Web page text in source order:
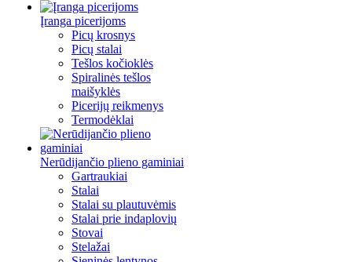
Įranga picerijoms
Picų krosnys
Picų stalai
Tešlos kočioklės
Spiralinės tešlos
maišyklės
Picerijų reikmenys
Termodėklai
Nerūdijančio plieno gaminiai
Gartraukiai
Stalai
Stalai su plautuvėmis
Stalai prie indaplovių
Stovai
Stelažai